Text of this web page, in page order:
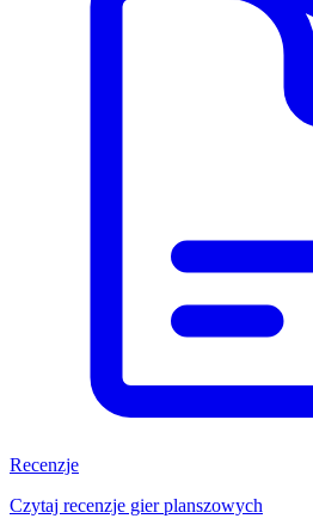
Recenzje
Czytaj recenzje gier planszowych